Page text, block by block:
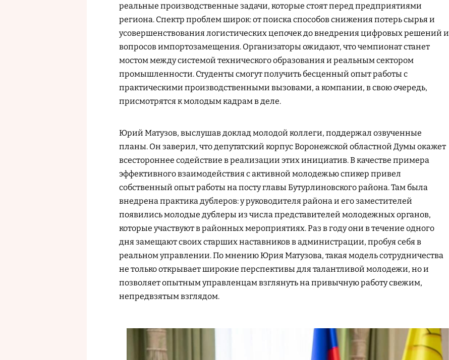
реальные производственные задачи, которые стоят перед предприятиями
региона. Спектр проблем широк: от поиска способов снижения потерь сырья и
усовершенствования логистических цепочек до внедрения цифровых решений и
вопросов импортозамещения. Организаторы ожидают, что чемпионат станет
мостом между системой технического образования и реальным сектором
промышленности. Студенты смогут получить бесценный опыт работы с
практическими производственными вызовами, а компании, в свою очередь,
присмотрятся к молодым кадрам в деле.
Юрий Матузов, выслушав доклад молодой коллеги, поддержал озвученные
планы. Он заверил, что депутатский корпус Воронежской областной Думы окажет
всестороннее содействие в реализации этих инициатив. В качестве примера
эффективного взаимодействия с активной молодежью спикер привел
собственный опыт работы на посту главы Бутурлиновского района. Там была
внедрена практика дублеров: у руководителя района и его заместителей
появились молодые дублеры из числа представителей молодежных органов,
которые участвуют в районных мероприятиях. Раз в году они в течение одного
дня замещают своих старших наставников в администрации, пробуя себя в
реальном управлении. По мнению Юрия Матузова, такая модель сотрудничества
не только открывает широкие перспективы для талантливой молодежи, но и
позволяет опытным управленцам взглянуть на привычную работу свежим,
непредвзятым взглядом.